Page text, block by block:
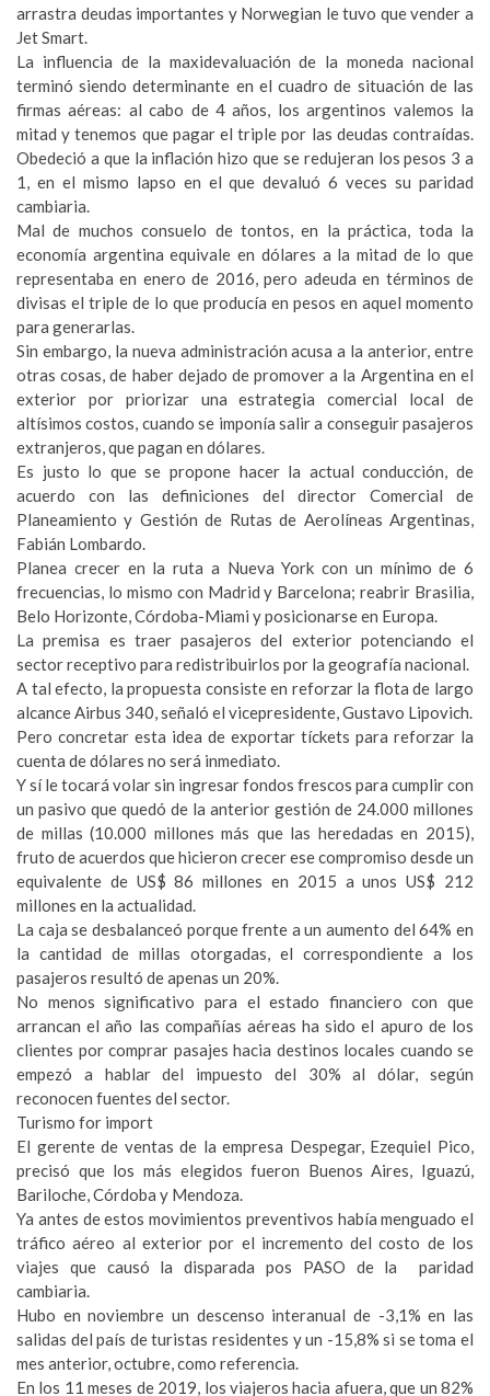
arrastra deudas importantes y Norwegian le tuvo que vender a
Jet Smart.
La influencia de la maxidevaluación de la moneda nacional
terminó siendo determinante en el cuadro de situación de las
firmas aéreas: al cabo de 4 años, los argentinos valemos la
mitad y tenemos que pagar el triple por las deudas contraídas.
Obedeció a que la inflación hizo que se redujeran los pesos 3 a
1, en el mismo lapso en el que devaluó 6 veces su paridad
cambiaria.
Mal de muchos consuelo de tontos, en la práctica, toda la
economía argentina equivale en dólares a la mitad de lo que
representaba en enero de 2016, pero adeuda en términos de
divisas el triple de lo que producía en pesos en aquel momento
para generarlas.
Sin embargo, la nueva administración acusa a la anterior, entre
otras cosas, de haber dejado de promover a la Argentina en el
exterior por priorizar una estrategia comercial local de
altísimos costos, cuando se imponía salir a conseguir pasajeros
extranjeros, que pagan en dólares.
Es justo lo que se propone hacer la actual conducción, de
acuerdo con las definiciones del director Comercial de
Planeamiento y Gestión de Rutas de Aerolíneas Argentinas,
Fabián Lombardo.
Planea crecer en la ruta a Nueva York con un mínimo de 6
frecuencias, lo mismo con Madrid y Barcelona; reabrir Brasilia,
Belo Horizonte, Córdoba-Miami y posicionarse en Europa.
La premisa es traer pasajeros del exterior potenciando el
sector receptivo para redistribuirlos por la geografía nacional.
A tal efecto, la propuesta consiste en reforzar la flota de largo
alcance Airbus 340, señaló el vicepresidente, Gustavo Lipovich.
Pero concretar esta idea de exportar tíckets para reforzar la
cuenta de dólares no será inmediato.
Y sí le tocará volar sin ingresar fondos frescos para cumplir con
un pasivo que quedó de la anterior gestión de 24.000 millones
de millas (10.000 millones más que las heredadas en 2015),
fruto de acuerdos que hicieron crecer ese compromiso desde un
equivalente de US$ 86 millones en 2015 a unos US$ 212
millones en la actualidad.
La caja se desbalanceó porque frente a un aumento del 64% en
la cantidad de millas otorgadas, el correspondiente a los
pasajeros resultó de apenas un 20%.
No menos significativo para el estado financiero con que
arrancan el año las compañías aéreas ha sido el apuro de los
clientes por comprar pasajes hacia destinos locales cuando se
empezó a hablar del impuesto del 30% al dólar, según
reconocen fuentes del sector.
Turismo for import
El gerente de ventas de la empresa Despegar, Ezequiel Pico,
precisó que los más elegidos fueron Buenos Aires, Iguazú,
Bariloche, Córdoba y Mendoza.
Ya antes de estos movimientos preventivos había menguado el
tráfico aéreo al exterior por el incremento del costo de los
viajes que causó la disparada pos PASO de la paridad
cambiaria.
Hubo en noviembre un descenso interanual de -3,1% en las
salidas del país de turistas residentes y un -15,8% si se toma el
mes anterior, octubre, como referencia.
En los 11 meses de 2019, los viajeros hacia afuera, que un 82%